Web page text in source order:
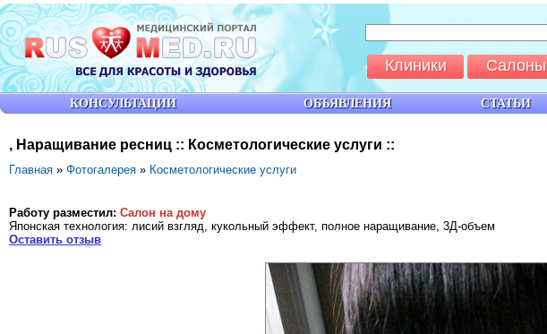
, Наращивание ресниц :: Косметологические услуги ::
Главная » Фотогалерея » Косметологические услуги
Работу разместил: Салон на дому
Японская технология: лисий взгляд, кукольный эффект, полное наращивание, 3Д-объем
Оставить отзыв
КОНСУЛЬТАЦИИ ОБЪЯВЛЕНИЯ СТАТЬИ
Клиники Салоны